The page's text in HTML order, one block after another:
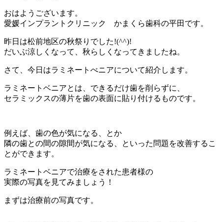
おはようございます。
愛媛インプラントクリニック かまくら歯科の平田です。
昨日は松前地区の秋祭りでした!(^^)!
だいぶ涼しくなって、秋らしくなってきましたね。
さて、今日はラミネートべニアについて紹介します。
ラミネートベニアとは、できるだけ歯を削らずに、
セラミックスの薄片を歯の表面に貼り付けるものです。
例えば、歯の色が気になる、とか
隣の歯との間の隙間が気になる、といった問題を改善するこ
とができます。
ラミネートベニアで治療をされた患者様の
実際の写真を見てみましょう！
まずは治療前の写真です。